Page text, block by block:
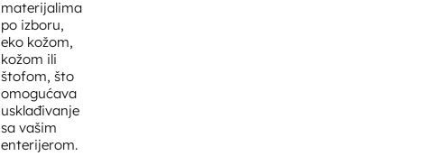
materijalima
po izboru,
eko kožom,
kožom ili
štofom, što
omogućava
usklađivanje
sa vašim
enterijerom.